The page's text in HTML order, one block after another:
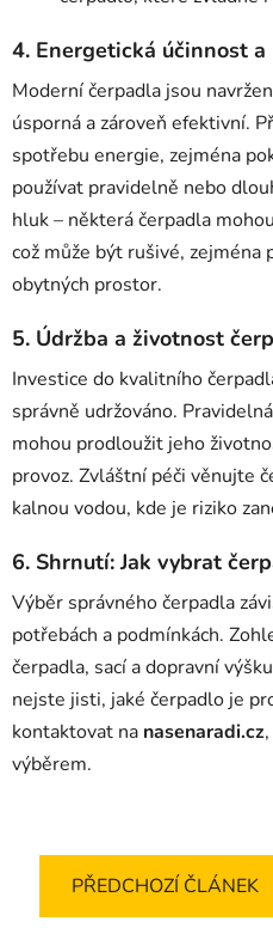
4. Energetická účinnost a
Moderní čerpadla jsou
úsporná a zároveň efektivní.
spotřebu energie, zejména
používat pravidelně nebo
hluk – některá čerpadla
což může být rušivé,
obytných prostor.
5. Údržba a životnost
Investice do kvalitního
správně udržováno.
mohou prodloužit jeho
provoz. Zvláštní péči věnujte
kalnou vodou, kde je riziko
6. Shrnutí: Jak vybrat
Výběr správného čerpadla
potřebách a podmínkách.
čerpadla, sací a dopravní
nejste jisti, jaké čerpadlo je
kontaktovat na nasenaradi.cz
výběrem.
PŘEDCHOZÍ ČLÁNEK